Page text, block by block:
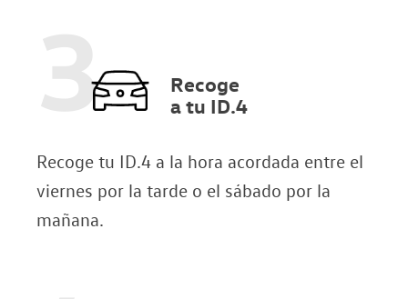
3
Recoge
a tu ID.4
Recoge tu ID.4 a la hora acordada entre el
viernes por la tarde o el sábado por la
mañana.